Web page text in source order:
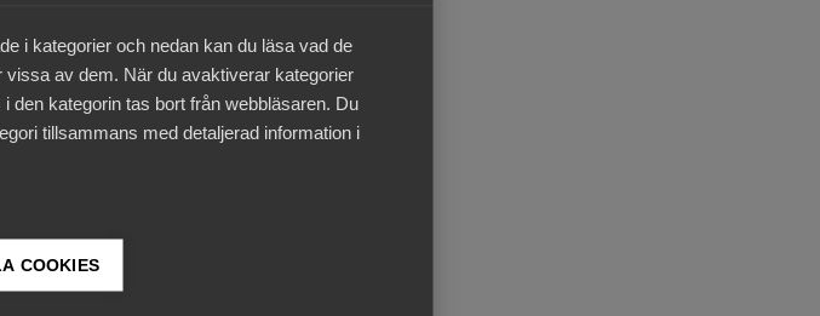
i kategorier och nedan kan du läsa vad de
av dem. När du avaktiverar kategorier
den kategorin tas bort från webbläsaren. Du
tillsammans med detaljerad information i
COOKIES
inre marknaden.
till i väntan på den officiella
och
såsom Digital Services
ifrån en smärtfri process.
amerikanska och riskerar att
vilka är regelverk som ska ses